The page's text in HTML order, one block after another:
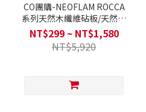
CO團購-NEOFLAM ROCCA
系列天然木纖維砧板/天然木
纖維手柄砧板/FIKA系列甜
點奶酪刀3"
NT$299 ~ NT$1,580
NT$5,920